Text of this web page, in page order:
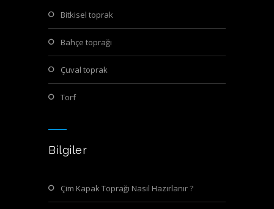
bitkisel toprak
bahçe toprağı
çuval toprak
torf
Bilgiler
Çim Kapak Toprağı Nasıl Hazırlanır ?